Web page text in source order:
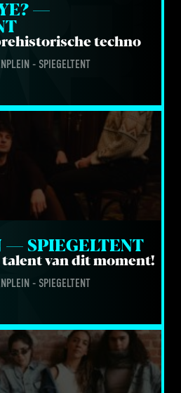
—
techno
- SPIEGELTENT
— SPIEGELTENT
van dit moment!
- SPIEGELTENT